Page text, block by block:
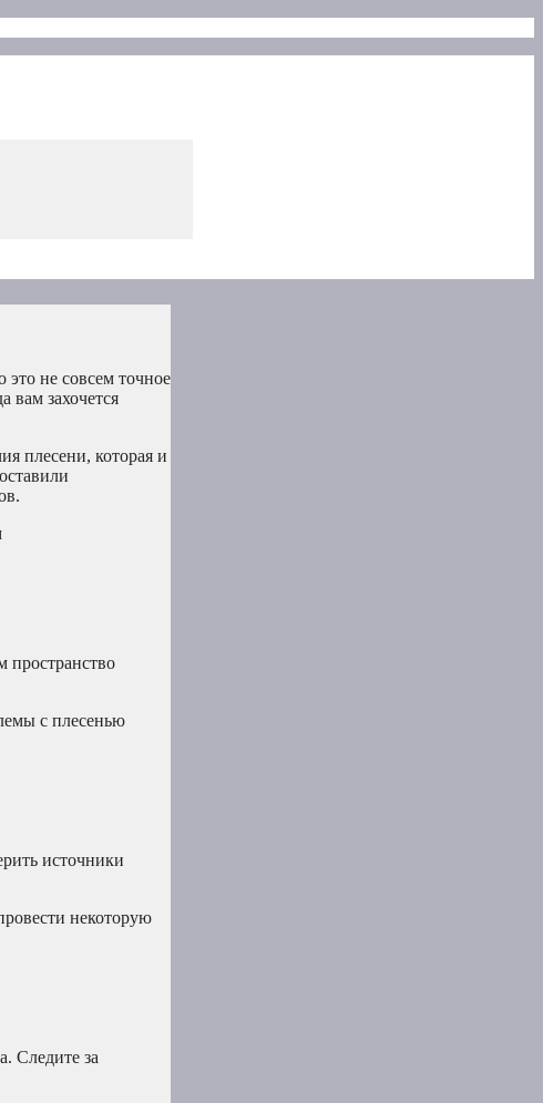
не совсем точное
вам захочется
плесени, которая и
пространство
с плесенью
источники
некоторую
Следите за